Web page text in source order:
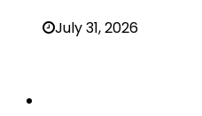
July 31, 2026